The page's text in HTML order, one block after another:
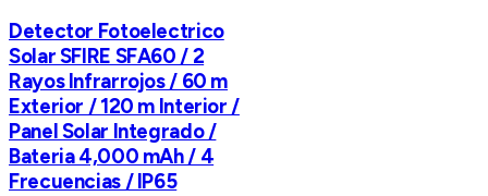
Detector Fotoelectrico
Solar SFIRE SFA60 / 2
Rayos Infrarrojos / 60 m
Exterior / 120 m Interior /
Panel Solar Integrado /
Bateria 4,000 mAh / 4
Frecuencias / IP65